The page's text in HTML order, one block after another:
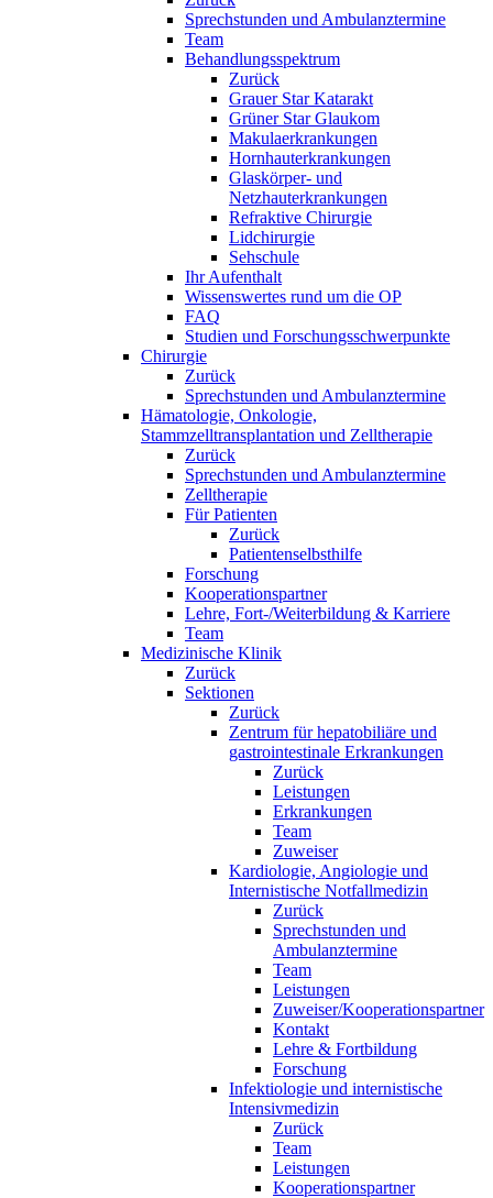
Sprechstunden und Ambulanztermine
Team
Behandlungsspektrum
Zurück
Grauer Star Katarakt
Grüner Star Glaukom
Makulaerkrankungen
Hornhauterkrankungen
Glaskörper- und
Netzhauterkrankungen
Refraktive Chirurgie
Lidchirurgie
Sehschule
Ihr Aufenthalt
Wissenswertes rund um die OP
FAQ
Studien und Forschungsschwerpunkte
Chirurgie
Zurück
Sprechstunden und Ambulanztermine
Hämatologie, Onkologie,
Stammzelltransplantation und Zelltherapie
Zurück
Sprechstunden und Ambulanztermine
Zelltherapie
Für Patienten
Zurück
Patientenselbsthilfe
Forschung
Kooperationspartner
Lehre, Fort-/Weiterbildung & Karriere
Team
Medizinische Klinik
Zurück
Sektionen
Zurück
Zentrum für hepatobiliäre und
gastrointestinale Erkrankungen
Zurück
Leistungen
Erkrankungen
Team
Zuweiser
Kardiologie, Angiologie und
Internistische Notfallmedizin
Zurück
Sprechstunden und
Ambulanztermine
Team
Leistungen
Zuweiser/Kooperationspartner
Kontakt
Lehre & Fortbildung
Forschung
Infektiologie und internistische
Intensivmedizin
Zurück
Team
Leistungen
Kooperationspartner